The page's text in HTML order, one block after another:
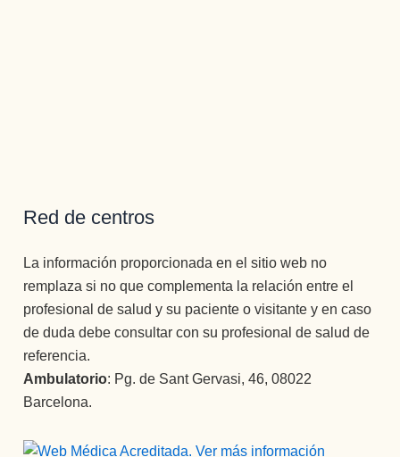
Red de centros
La información proporcionada en el sitio web no
remplaza si no que complementa la relación entre el
profesional de salud y su paciente o visitante y en caso
de duda debe consultar con su profesional de salud de
referencia.
Ambulatorio: Pg. de Sant Gervasi, 46, 08022
Barcelona.